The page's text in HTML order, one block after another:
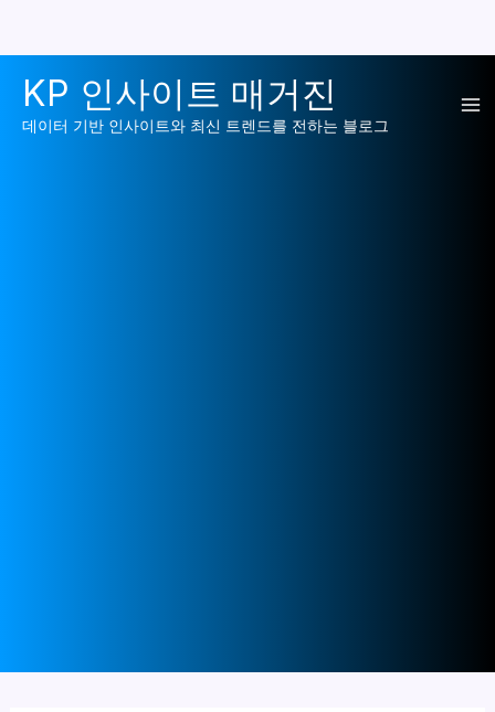
KP 인사이트 매거진
데이터 기반 인사이트와 최신 트렌드를 전하는 블로그